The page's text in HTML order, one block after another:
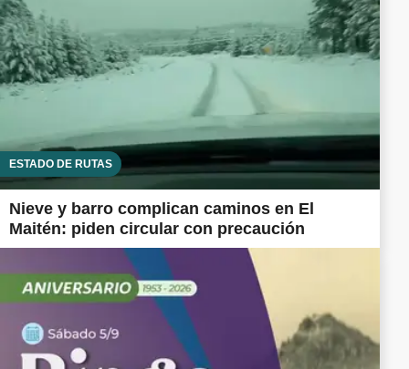
ESTADO DE RUTAS
Nieve y barro complican caminos en El
Maitén: piden circular con precaución